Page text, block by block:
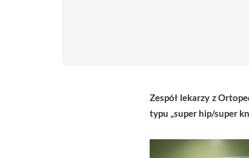
Zespół lekarzy z
typu „super hip/super